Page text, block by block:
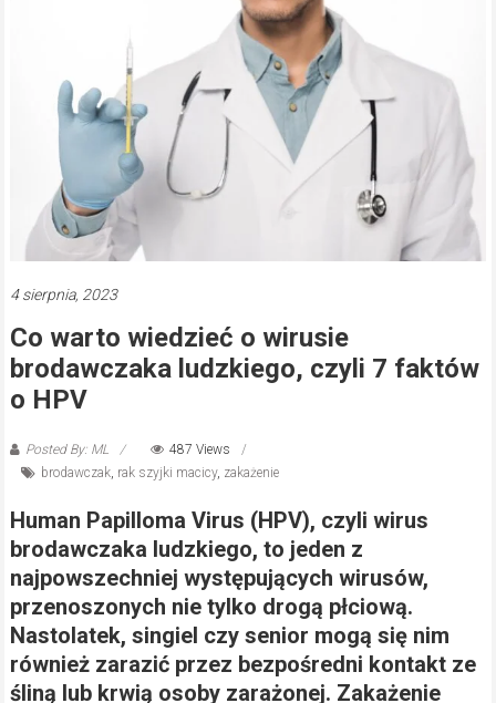
4 sierpnia, 2023
Co warto wiedzieć o wirusie
brodawczaka ludzkiego, czyli 7 faktów
o HPV
Posted By: ML
487 Views
brodawczak, rak szyjki macicy, zakażenie
Human Papilloma Virus (HPV), czyli wirus
brodawczaka ludzkiego, to jeden z
najpowszechniej występujących wirusów,
przenoszonych nie tylko drogą płciową.
Nastolatek, singiel czy senior mogą się nim
również zarazić przez bezpośredni kontakt ze
śliną lub krwią osoby zarażonej. Zakażenie